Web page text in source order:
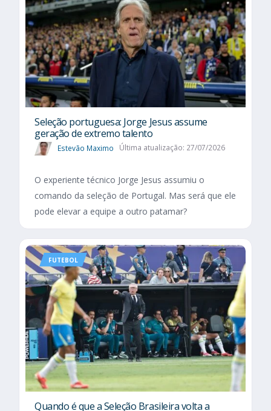
Seleção portuguesa: Jorge Jesus assume
geração de extremo talento
Estevão Maximo Última atualização: 27/07/2026
O experiente técnico Jorge Jesus assumiu o
comando da seleção de Portugal. Mas será que ele
pode elevar a equipe a outro patamar?
FUTEBOL
Quando é que a Seleção Brasileira volta a